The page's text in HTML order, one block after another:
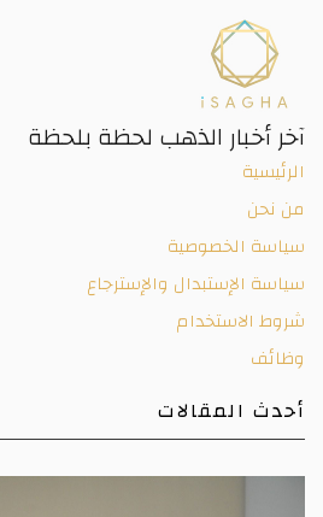
آخر أخبار الذهب لحظة بلحظة
الرئيسية
من نحن
سياسة الخصوصية
سياسة الإستبدال والإسترجاع
شروط الاستخدام
وظائف
أحدث المقالات